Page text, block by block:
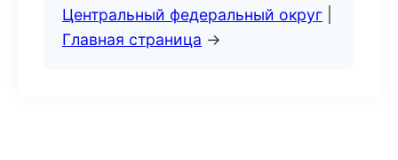
Центральный федеральный округ
Главная страница →